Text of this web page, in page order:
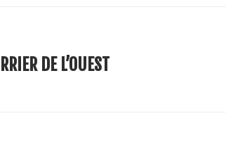
DE L’OUEST